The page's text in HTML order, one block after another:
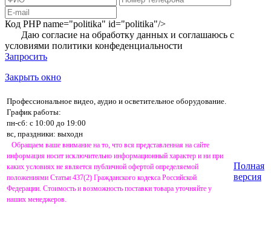
Код PHPname="politika" id="politika"/>
Даю согласие на обработку данных и соглашаюсь с
условиями политики конфеденциальности
Запросить
Закрыть окно
Профессиональное видео, аудио и осветительное оборудование.
График работы:
пн-сб: с 10:00 до 19:00
вс, праздники: выходн
Обращаем ваше внимание на то, что вся представленная на сайте
информация носит исключительно информационный характер и ни при
каких условиях не является публичной офертой определяемой
положениями Статьи 437(2) Гражданского кодекса Российской
Федерации. Стоимость и возможность поставки товара уточняйте у
наших менеджеров.
Полная
версия